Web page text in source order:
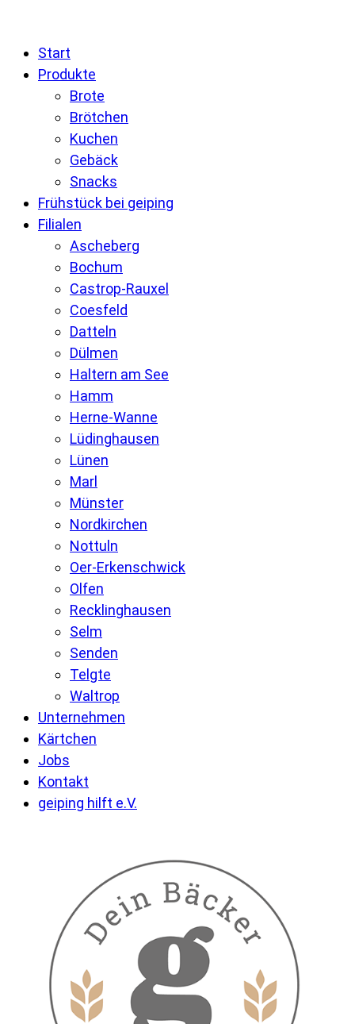
Start
Produkte
Brote
Brötchen
Kuchen
Gebäck
Snacks
Frühstück bei geiping
Filialen
Ascheberg
Bochum
Castrop-Rauxel
Coesfeld
Datteln
Dülmen
Haltern am See
Hamm
Herne-Wanne
Lüdinghausen
Lünen
Marl
Münster
Nordkirchen
Nottuln
Oer-Erkenschwick
Olfen
Recklinghausen
Selm
Senden
Telgte
Waltrop
Unternehmen
Kärtchen
Jobs
Kontakt
geiping hilft e.V.